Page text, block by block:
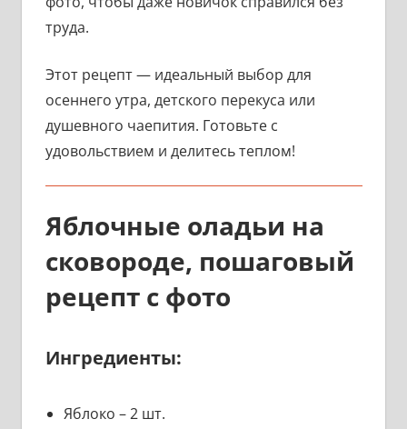
труда.
Этот рецепт — идеальный выбор для
осеннего утра, детского перекуса или
душевного чаепития. Готовьте с
удовольствием и делитесь теплом!
Яблочные оладьи на
сковороде, пошаговый
рецепт с фото
Ингредиенты:
Яблоко – 2 шт.